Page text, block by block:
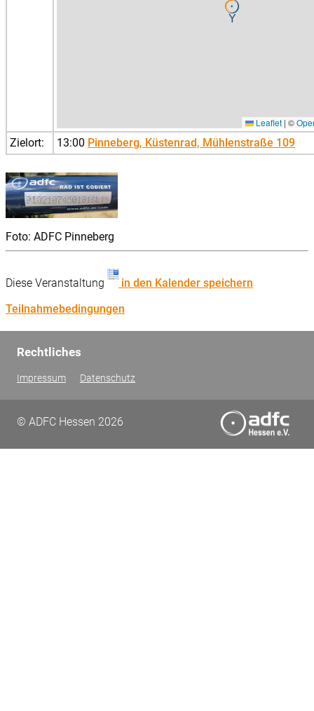
Leaflet | ©
Zielort: 13:00 Pinneberg, Küstenrad, Mühlenstraße 109
Foto: ADFC Pinneberg
Diese Veranstaltung
in den Kalender speichern
Teilnahmebedingungen
Rechtliches
Impressum Datenschutz
© ADFC Hessen 2026